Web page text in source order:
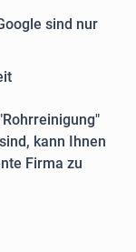
sind nur
kann Ihnen
Firma zu